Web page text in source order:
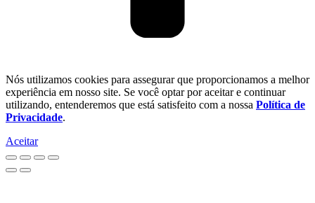
Nós utilizamos cookies para assegurar que proporcionamos a melhor
experiência em nosso site. Se você optar por aceitar e continuar
utilizando, entenderemos que está satisfeito com a nossa Política de
Privacidade.
Aceitar